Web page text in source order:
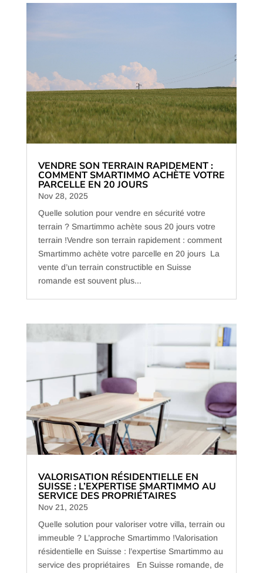
VENDRE SON TERRAIN RAPIDEMENT :
COMMENT SMARTIMMO ACHÈTE VOTRE
PARCELLE EN 20 JOURS
Nov 28, 2025
Quelle solution pour vendre en sécurité votre
terrain ? Smartimmo achète sous 20 jours votre
terrain !Vendre son terrain rapidement : comment
Smartimmo achète votre parcelle en 20 jours La
vente d’un terrain constructible en Suisse
romande est souvent plus...
VALORISATION RÉSIDENTIELLE EN
SUISSE : L’EXPERTISE SMARTIMMO AU
SERVICE DES PROPRIÉTAIRES
Nov 21, 2025
Quelle solution pour valoriser votre villa, terrain ou
immeuble ? L’approche Smartimmo !Valorisation
résidentielle en Suisse : l’expertise Smartimmo au
service des propriétaires En Suisse romande, de